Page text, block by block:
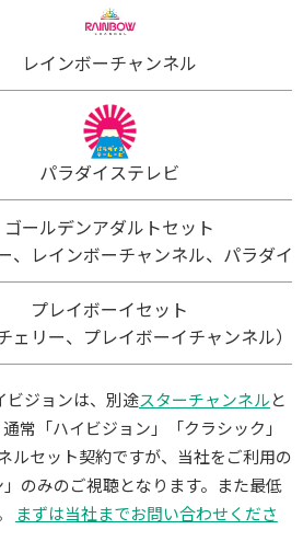
レインボーチャンネル
パラダイステレビ
ゴールデンアダルトセット
、レインボーチャンネル、パラダイ
プレイボーイセット
ェリー、プレイボーイチャンネル）
ジョンは、別途スターチャンネルと
常「ハイビジョン」「クラシック」
ルセット契約ですが、当社をご利用の
のみのご視聴となります。また最低
まずは当社までお問い合わせくださ